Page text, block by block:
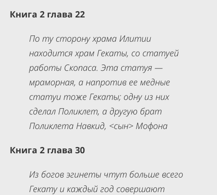
Книга 2 глава 22
По ту сторону храма Илитии
находится храм Гекаты, со статуей
работы Скопаса. Эта статуя —
мраморная, а напротив ее медные
статуи тоже Гекаты; одну из них
сделал Поликлет, а другую брат
Поликлета Навкид, <сын> Мофона
Книга 2 глава 30
Из богов эгинеты чтут больше всего
Гекату и каждый год совершают